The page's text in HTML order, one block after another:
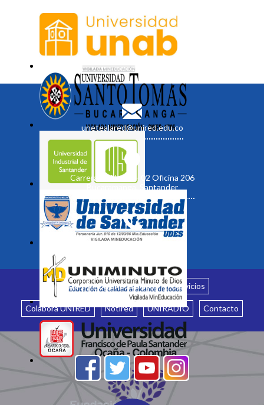
unetealared@unired.edu.co
Carrera 19 No. 35 - 02 Oficina 206
Bucaramanga, Santander
Inicio ¿Quiénes somos? Servicios
Colabora UNIRED Notired UNIRADIO Contacto